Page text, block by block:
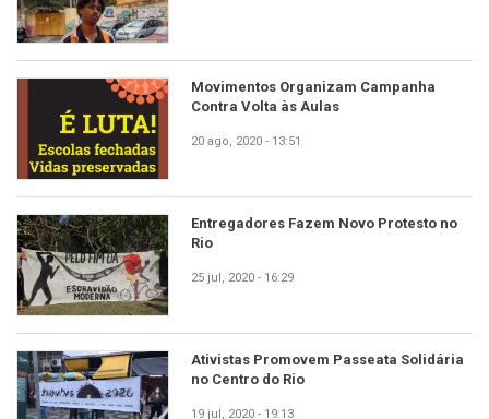
Movimentos Organizam Campanha
Contra Volta às Aulas
20 ago, 2020 - 13:51
Entregadores Fazem Novo Protesto no
Rio
25 jul, 2020 - 16:29
Ativistas Promovem Passeata Solidária
no Centro do Rio
19 jul, 2020 - 19:13